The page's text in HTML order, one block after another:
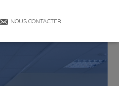
NOUS CONTACTER